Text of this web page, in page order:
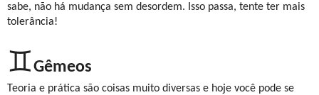
sabe, não há mudança sem desordem. Isso passa, tente ter mais
tolerância!
♊Gêmeos
Teoria e prática são coisas muito diversas e hoje você pode se